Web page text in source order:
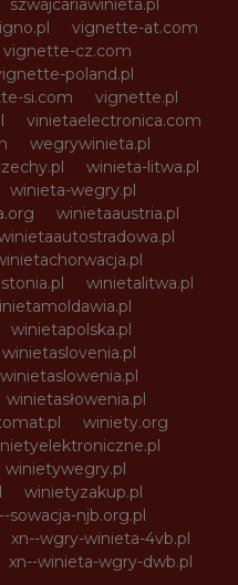
szwajcariawinieta.pl
vignette-at.com
vignette-cz.com
poland.pl
si.com
vignette.pl
vinietaelectronica.com
wegrywinieta.pl
winieta-litwa.pl
winieta-wegry.pl
winietaaustria.pl
winietalitwa.pl
winietapolska.pl
winietaslovenia.pl
winietaslowenia.pl
winietasłowenia.pl
winiety.org
winietywegry.pl
winietyzakup.pl
sowacja-njb.org.pl
xn--wgry-winieta-4vb.pl
xn--winieta-wgry-dwb.pl